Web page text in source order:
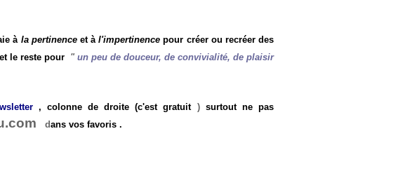
à la pertinenceet àl'impertinence pour créer ou recréer des
le reste pour "un peu de douceur, de convivialité, de plaisir
, colonne de droite (c'est gratuit) surtout ne pas
dans vos favoris .